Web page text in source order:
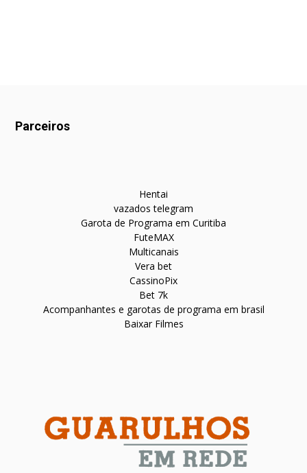
Parceiros
Hentai
vazados telegram
Garota de Programa em Curitiba
FuteMAX
Multicanais
Vera bet
CassinoPix
Bet 7k
Acompanhantes e garotas de programa em brasil
Baixar Filmes